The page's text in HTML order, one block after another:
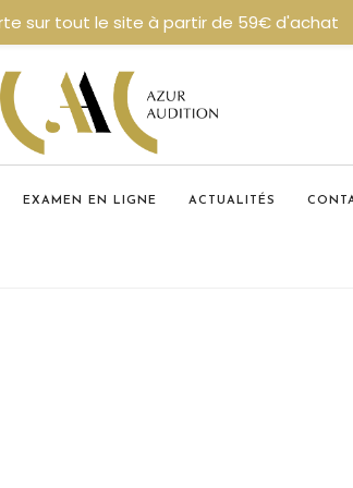
EXAMEN EN LIGNE ACTUALITÉS
sur tout le site à partir de 59€ d'achat